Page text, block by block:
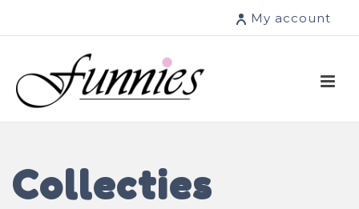
My account
Collecties